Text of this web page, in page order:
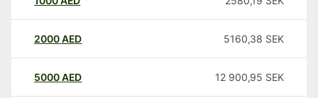
2000AED 5160,38 SEK
5000AED 12 900,95 SEK